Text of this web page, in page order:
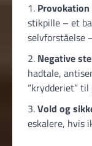
stikpille – et
selvforståelse
Negative
hadtale,
“krydderiet”
Vold og
eskalere, hvis